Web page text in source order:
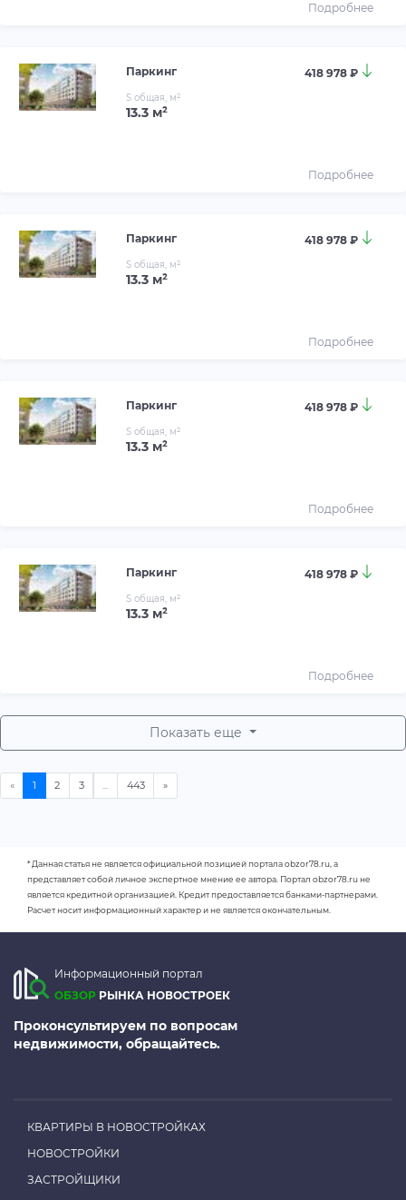
Подробнее
Паркинг 418 978 ₽
S общая, м²
13.3 м²
Подробнее
Паркинг 418 978 ₽
S общая, м²
13.3 м²
Подробнее
Паркинг 418 978 ₽
S общая, м²
13.3 м²
Подробнее
Паркинг 418 978 ₽
S общая, м²
13.3 м²
Подробнее
Показать еще
* Данная статья не является официальной позицией портала obzor78.ru, а
представляет собой личное экспертное мнение ее автора. Портал obzor78.ru не
является кредитной организацией. Кредит предоставляется банками-партнерами.
Расчет носит информационный характер и не является окончательным.
Информационный портал
ОБЗОР РЫНКА НОВОСТРОЕК
Проконсультируем по вопросам
недвижимости, обращайтесь.
КВАРТИРЫ В НОВОСТРОЙКАХ
НОВОСТРОЙКИ
ЗАСТРОЙЩИКИ